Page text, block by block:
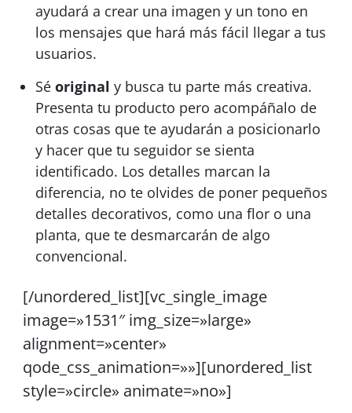
ayudará a crear una imagen y un tono en
los mensajes que hará más fácil llegar a tus
usuarios.
Séoriginal y busca tu parte más creativa.
Presenta tu producto pero acompáñalo de
otras cosas que te ayudarán a posicionarlo
y hacer que tu seguidor se sienta
identificado. Los detalles marcan la
diferencia, no te olvides de poner pequeños
detalles decorativos, como una flor o una
planta, que te desmarcarán de algo
convencional.
[/unordered_list][vc_single_image
image=»1531″ img_size=»large»
alignment=»center»
qode_css_animation=»»][unordered_list
style=»circle» animate=»no»]